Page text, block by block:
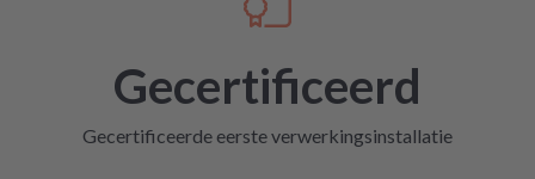
Gecertificeerd
Gecertificeerde eerste verwerkingsinstallatie